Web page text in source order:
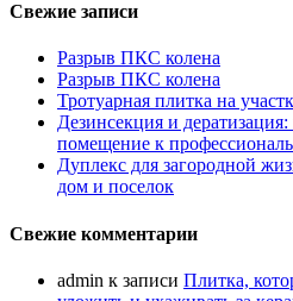
Свежие записи
Разрыв ПКС колена
Разрыв ПКС колена
Тротуарная плитка на
Дезинсекция и
помещение к
Дуплекс для загородной
дом и поселок
Свежие комментарии
admin к записи Плитка,